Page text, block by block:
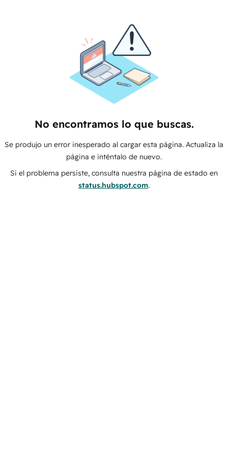
No encontramos lo que buscas.
Se produjo un error inesperado al cargar esta página. Actualiza la
página e inténtalo de nuevo.
Si el problema persiste, consulta nuestra página de estado en
status.hubspot.com.